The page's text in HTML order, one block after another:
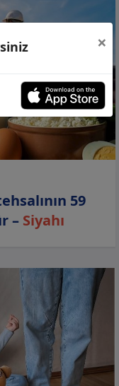
59
– Siyahı
×